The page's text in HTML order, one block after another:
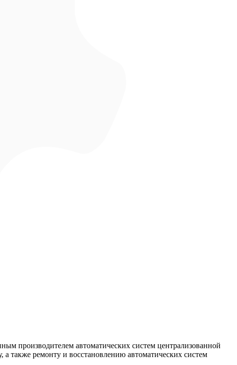
автоматических систем централизованной
ремонту и восстановлению автоматических систем